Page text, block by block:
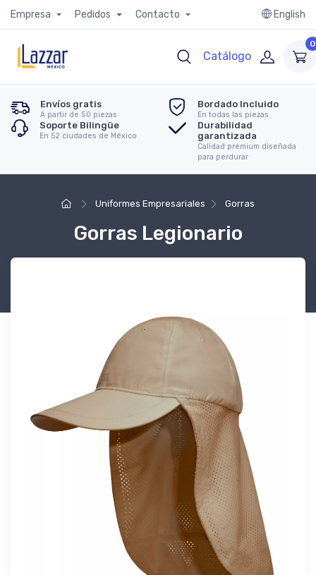
Empresa Pedidos Contacto English
Catálogo
0
Envíos gratis
A partir de 50 piezas
Bordado Incluido
En todas las piezas
Soporte Bilingüe
En 52 ciudades de México
Durabilidad
garantizada
Calidad premium diseñada
para perdurar
Uniformes Empresariales Gorras
Gorras Legionario